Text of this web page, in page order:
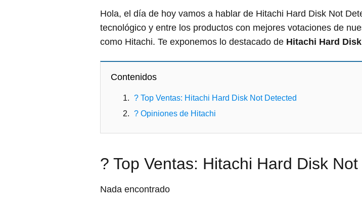
Hola, el día de hoy vamos a hablar de Hitachi Hard Disk Not
tecnológico y entre los productos con mejores votaciones de
como Hitachi. Te exponemos lo destacado de Hitachi Hard
Contenidos
? Top Ventas: Hitachi Hard Disk Not Detected
? Opiniones de Hitachi
? Top Ventas: Hitachi Hard Disk
Nada encontrado